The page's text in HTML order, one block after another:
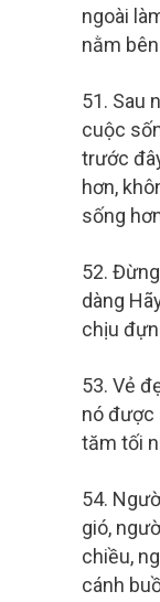
ngoài
nằm
51. Sau
cuộc
trước
hơn,
sống
52.
dàng
chịu
53. Vẻ
nó được
tăm tối
54.
gió,
chiều,
cánh